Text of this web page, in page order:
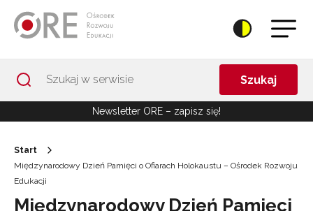
Szukaj
Newsletter ORE – zapisz się!
Start
Międzynarodowy Dzień Pamięci o Ofiarach Holokaustu – Ośrodek Rozwoju
Edukacji
Międzynarodowy Dzień Pamięci